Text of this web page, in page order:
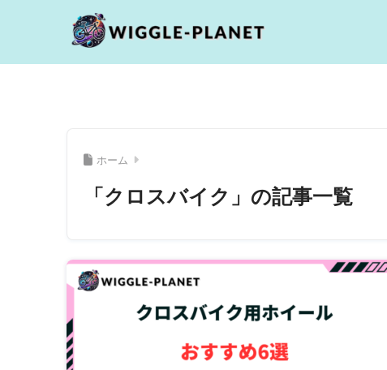
ホーム
「クロスバイク」の記事一覧